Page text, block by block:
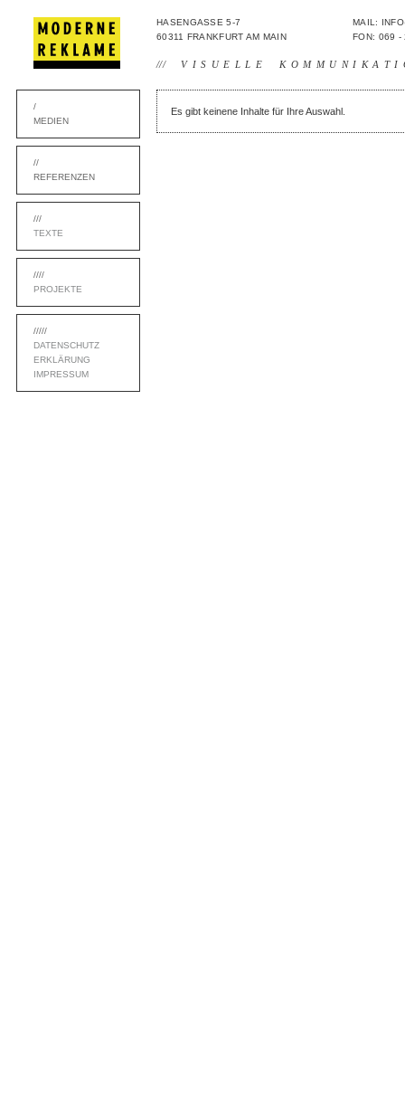
HASENGASSE 5-7
60311 FRANKFURT AM MAIN
MAIL:
FON: 069 -
/// VISUELLE
/
MEDIEN
//
REFERENZEN
///
TEXTE
////
PROJEKTE
/////
DATENSCHUTZ
ERKLÄRUNG
IMPRESSUM
Es gibt keinene Inhalte für Ihre Auswahl.